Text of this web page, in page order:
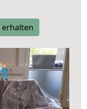
erhalten